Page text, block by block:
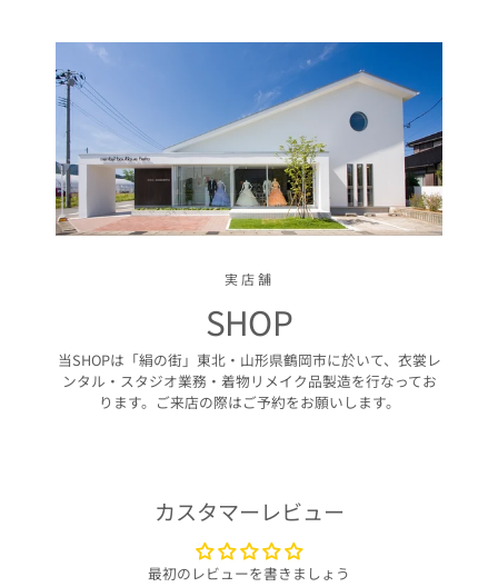
実店舗
SHOP
当SHOPは「絹の街」東北・山形県鶴岡市に於いて、衣裳レ
ンタル・スタジオ業務・着物リメイク品製造を行なってお
ります。ご来店の際はご予約をお願いします。
カスタマーレビュー
最初のレビューを書きましょう